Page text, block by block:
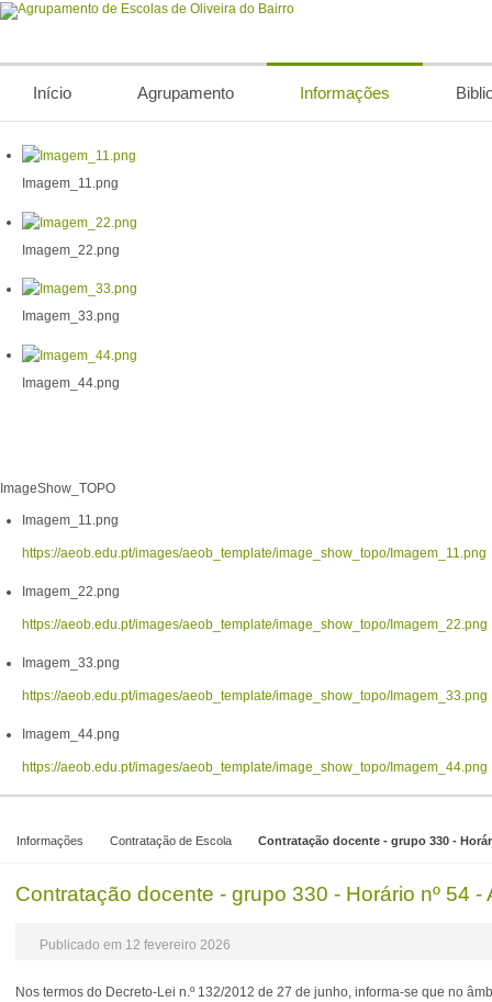
Início Agrupamento Informações
Imagem_11.png
Imagem_22.png
Imagem_33.png
Imagem_44.png
ImageShow_TOPO
Imagem_11.png
https://aeob.edu.pt/images/aeob_template/image_show_topo/Imagem_11.png
Imagem_22.png
https://aeob.edu.pt/images/aeob_template/image_show_topo/Imagem_22.png
Imagem_33.png
https://aeob.edu.pt/images/aeob_template/image_show_topo/Imagem_33.png
Imagem_44.png
https://aeob.edu.pt/images/aeob_template/image_show_topo/Imagem_44.png
Informações Contratação de Escola Contratação docente - grupo 330 -
Contratação docente - grupo 330 - Horário nº 54 -
Publicado em 12 fevereiro 2026
Nos termos do Decreto-Lei n.º 132/2012 de 27 de junho, informa-se que no